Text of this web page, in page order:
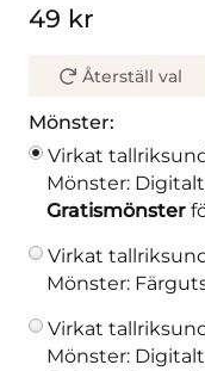
49 kr
Återställ val
Mönster:
Virkat
Mönster:
Gratismönster
Virkat
Mönster:
Virkat
Mönster: